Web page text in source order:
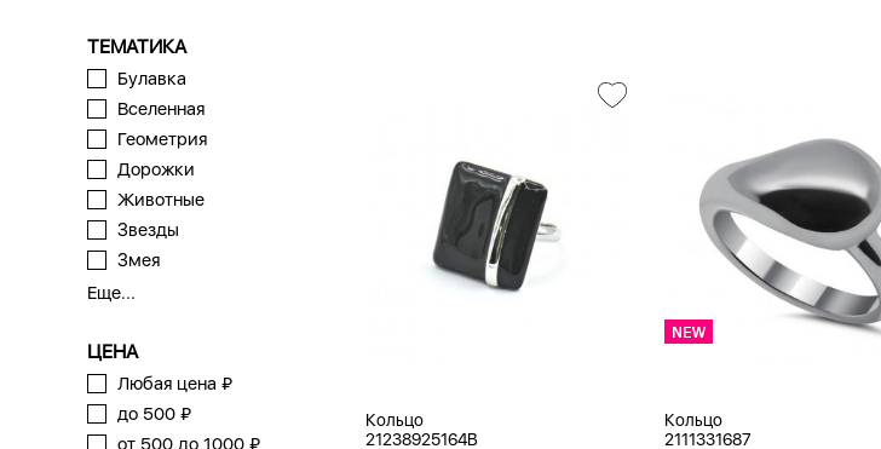
ТЕМАТИКА
Булавка
Вселенная
Геометрия
Дорожки
Животные
Звезды
Змея
Еще...
ЦЕНА
Любая цена ₽
до 500 ₽
от 500 до 1000 ₽
Кольцо
21238925164B
Кольцо
2111331687